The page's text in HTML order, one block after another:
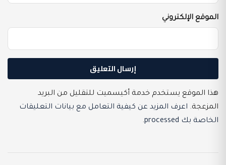
الموقع الإلكتروني
هذا الموقع يستخدم خدمة أكيسميت للتقليل من البريد
المزعجة. اعرف المزيد عن كيفية التعامل مع بيانات التعليقات
الخاصة بك processed
.